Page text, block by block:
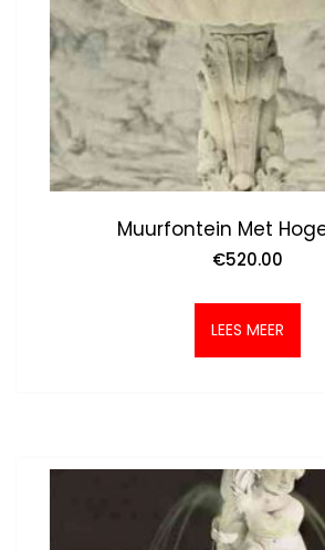
Muurfontein Met
€520.00
LEES MEER